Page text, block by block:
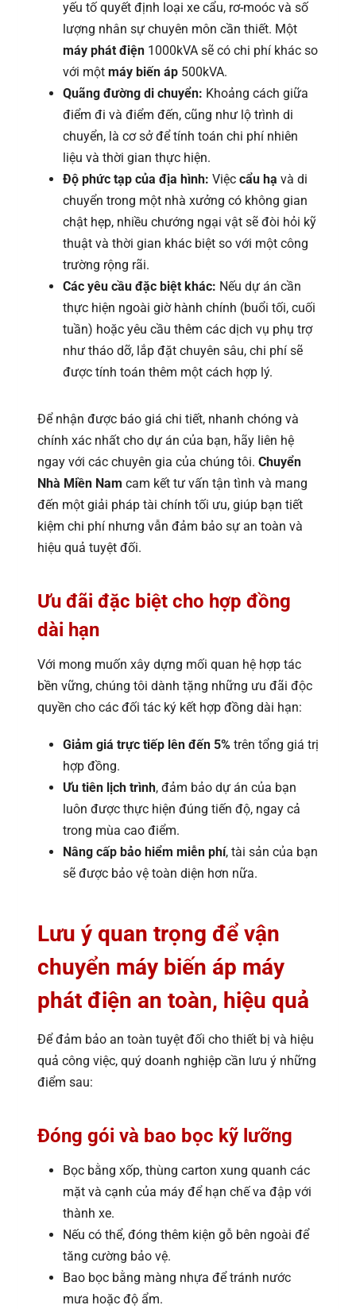
yếu tố quyết định loại xe cẩu, rơ-moóc và số
lượng nhân sự chuyên môn cần thiết. Một
máy phát điện 1000kVA sẽ có chi phí khác so
với một máy biến áp 500kVA.
Quãng đường di chuyển: Khoảng cách giữa
điểm đi và điểm đến, cũng như lộ trình di
chuyển, là cơ sở để tính toán chi phí nhiên
liệu và thời gian thực hiện.
Độ phức tạp của địa hình: Việc cẩu hạ và di
chuyển trong một nhà xưởng có không gian
chật hẹp, nhiều chướng ngại vật sẽ đòi hỏi kỹ
thuật và thời gian khác biệt so với một công
trường rộng rãi.
Các yêu cầu đặc biệt khác: Nếu dự án cần
thực hiện ngoài giờ hành chính (buổi tối, cuối
tuần) hoặc yêu cầu thêm các dịch vụ phụ trợ
như tháo dỡ, lắp đặt chuyên sâu, chi phí sẽ
được tính toán thêm một cách hợp lý.
Để nhận được báo giá chi tiết, nhanh chóng và
chính xác nhất cho dự án của bạn, hãy liên hệ
ngay với các chuyên gia của chúng tôi. Chuyển
Nhà Miền Nam cam kết tư vấn tận tình và mang
đến một giải pháp tài chính tối ưu, giúp bạn tiết
kiệm chi phí nhưng vẫn đảm bảo sự an toàn và
hiệu quả tuyệt đối.
Ưu đãi đặc biệt cho hợp đồng
dài hạn
Với mong muốn xây dựng mối quan hệ hợp tác
bền vững, chúng tôi dành tặng những ưu đãi độc
quyền cho các đối tác ký kết hợp đồng dài hạn:
Giảm giá trực tiếp lên đến 5% trên tổng giá trị
hợp đồng.
Ưu tiên lịch trình, đảm bảo dự án của bạn
luôn được thực hiện đúng tiến độ, ngay cả
trong mùa cao điểm.
Nâng cấp bảo hiểm miễn phí, tài sản của bạn
sẽ được bảo vệ toàn diện hơn nữa.
Lưu ý quan trọng để vận
chuyển máy biến áp máy
phát điện an toàn, hiệu quả
Để đảm bảo an toàn tuyệt đối cho thiết bị và hiệu
quả công việc, quý doanh nghiệp cần lưu ý những
điểm sau:
Đóng gói và bao bọc kỹ lưỡng
Bọc bằng xốp, thùng carton xung quanh các
mặt và cạnh của máy để hạn chế va đập với
thành xe.
Nếu có thể, đóng thêm kiện gỗ bên ngoài để
tăng cường bảo vệ.
Bao bọc bằng màng nhựa để tránh nước
mưa hoặc độ ẩm.